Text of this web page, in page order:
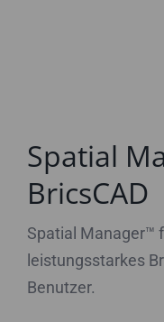
Spatial
BricsCAD
Spatial Manager™
leistungsstarkes
Benutzer.